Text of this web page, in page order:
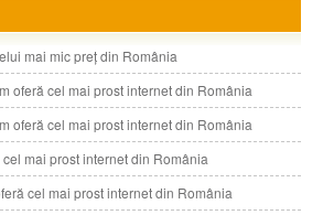
mai mic preţ din România
oferă cel mai prost internet din România
oferă cel mai prost internet din România
mai prost internet din România
cel mai prost internet din România